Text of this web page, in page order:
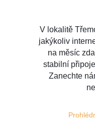
V lokalitě
jakýkoliv
na měsíc
stabilní
Zanechte